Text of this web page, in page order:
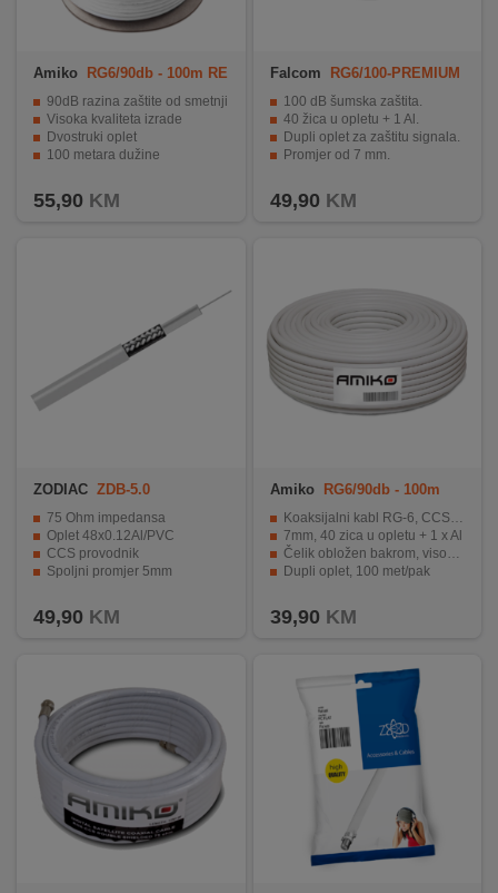
Amiko
RG6/90db - 100m RE
90dB razina zaštite od smetnji
Visoka kvaliteta izrade
Dvostruki oplet
100 metara dužine
55,90 KM
Falcom RG6/100-PREMIUM
100 dB šumska zaštita.
40 žica u opletu + 1 Al.
Dupli oplet za zaštitu signala.
Promjer od 7 mm.
49,90 KM
ZODIAC ZDB-5.0
75 Ohm impedansa
Oplet 48x0.12Al/PVC
CCS provodnik
Spoljni promjer 5mm
49,90 KM
Amiko RG6/90db - 100m
Koaksijalni kabl RG-6, CCS, 90dB, 100 met.
7mm, 40 zica u opletu + 1 x Al
Čelik obložen bakrom, visoki kvalitet izrade
Dupli oplet, 100 met/pak
39,90 KM